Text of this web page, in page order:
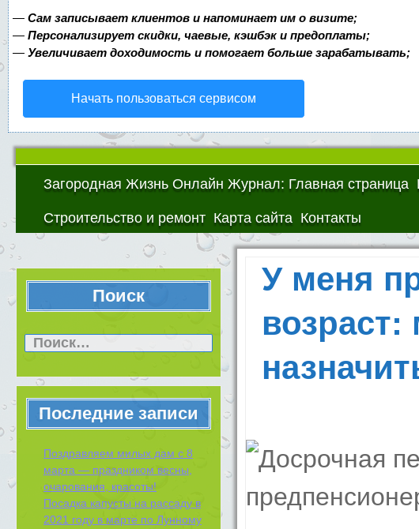
— Сам записывает клиентов и напоминает им о визите;
— Персонализирует скидки, чаевые, кэшбэк и предоплаты;
— Увеличивает доходимость и помогает больше зарабатывать;
Начать пользоваться сервисом
Загородная Жизнь Онлайн Журнал: Главная страница
Строительство и ремонт Карта сайта Контакты
Поиск
Последние записи
Поздравляем милых дам с 8
марта — праздником весны,
очарования, красоты!
Посадка капусты на рассаду в
2021 году в марте по Лунному
У меня
возраст: